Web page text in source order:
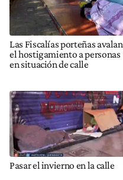
Las Fiscalías porteñas avalan
el hostigamiento a personas
en situación de calle
Pasar el invierno en la calle